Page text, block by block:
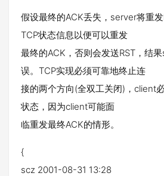
假设最终的ACK丢失，server将重
TCP状态信息以便可以重发
最终的ACK，否则会发送RST，结
误。TCP实现必须可靠地终止连
接的两个方向(全双工关闭)，client
状态，因为client可能面
临重发最终ACK的情形。
{
scz 2001-08-31 13:28